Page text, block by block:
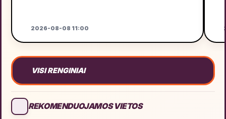
2026-08-08 11:00
VISI RENGINIAI
REKOMENDUOJAMOS VIETOS